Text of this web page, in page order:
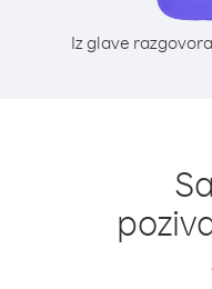
Iz glave